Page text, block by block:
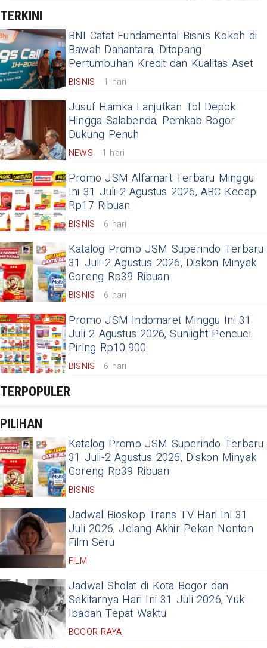
TERKINI
BNI Catat Fundamental Bisnis Kokoh di
Bawah Danantara, Ditopang
Pertumbuhan Kredit dan Kualitas Aset
BISNIS 1 hari
Jusuf Hamka Lanjutkan Tol Depok
Hingga Salabenda, Pemkab Bogor
Dukung Penuh
NEWS 1 hari
Promo JSM Alfamart Terbaru Minggu
Ini 31 Juli-2 Agustus 2026, ABC Kecap
Rp17 Ribuan
BISNIS 6 hari
Katalog Promo JSM Superindo Terbaru
31 Juli-2 Agustus 2026, Diskon Minyak
Goreng Rp39 Ribuan
BISNIS 6 hari
Promo JSM Indomaret Minggu Ini 31
Juli-2 Agustus 2026, Sunlight Pencuci
Piring Rp10.900
BISNIS 6 hari
TERPOPULER
PILIHAN
Katalog Promo JSM Superindo Terbaru
31 Juli-2 Agustus 2026, Diskon Minyak
Goreng Rp39 Ribuan
BISNIS
Jadwal Bioskop Trans TV Hari Ini 31
Juli 2026, Jelang Akhir Pekan Nonton
Film Seru
FILM
Jadwal Sholat di Kota Bogor dan
Sekitarnya Hari Ini 31 Juli 2026, Yuk
Ibadah Tepat Waktu
BOGOR RAYA